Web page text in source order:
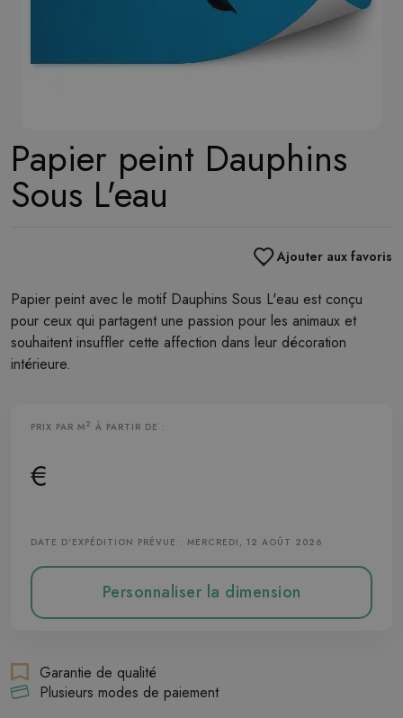
Papier peint Dauphins
Sous L'eau
Ajouter aux favoris
Papier peint avec le motif Dauphins Sous L'eau est conçu
pour ceux qui partagent une passion pour les animaux et
souhaitent insuffler cette affection dans leur décoration
intérieure.
PRIX PAR M2 À PARTIR DE :
€
DATE D'EXPÉDITION PRÉVUE : MERCREDI, 12 AOÛT 2026
Personnaliser la dimension
Garantie de qualité
Plusieurs modes de paiement